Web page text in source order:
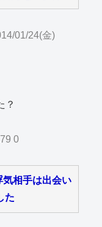
01/24(金)
？
0
相手は出会い
た